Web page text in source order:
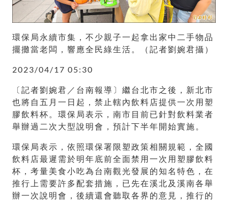
環保局永續市集，不少親子一起拿出家中二手物品
擺攤當老闆，響應全民綠生活。（記者劉婉君攝）
2023/04/17 05:30
〔記者劉婉君／台南報導〕繼台北市之後，新北市
也將自五月一日起，禁止轄內飲料店提供一次用塑
膠飲料杯。環保局表示，南市目前已針對飲料業者
舉辦過二次大型說明會，預計下半年開始實施。
環保局表示，依照環保署限塑政策相關規範，全國
飲料店最遲需於明年底前全面禁用一次用塑膠飲料
杯，考量美食小吃為台南觀光發展的知名特色，在
推行上需要許多配套措施，已先在溪北及溪南各舉
辦一次說明會，後續還會聽取各界的意見，推行的